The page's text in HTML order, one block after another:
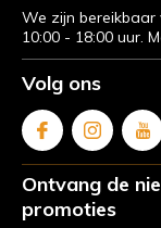
We zijn
10:00 - 18:00 uur.
Volg ons
Ontvang de
promoties